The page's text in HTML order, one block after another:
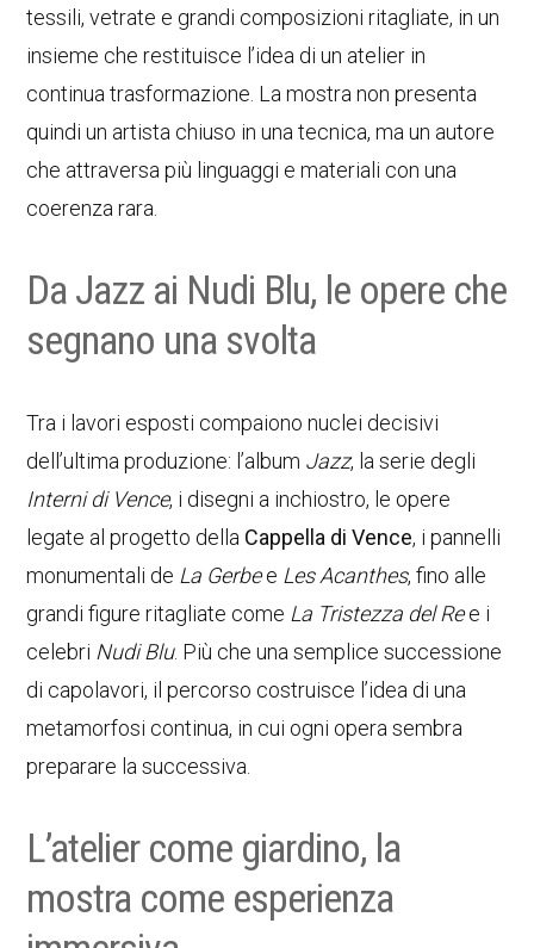
tessili, vetrate e grandi composizioni ritagliate, in un
insieme che restituisce l’idea di un atelier in
continua trasformazione. La mostra non presenta
quindi un artista chiuso in una tecnica, ma un autore
che attraversa più linguaggi e materiali con una
coerenza rara.
Da Jazz ai Nudi Blu, le opere che
segnano una svolta
Tra i lavori esposti compaiono nuclei decisivi
dell’ultima produzione: l’album Jazz, la serie degli
Interni di Vence, i disegni a inchiostro, le opere
legate al progetto della Cappella di Vence, i pannelli
monumentali de La Gerbee Les Acanthes, fino alle
grandi figure ritagliate come La Tristezza del Ree i
celebri Nudi Blu. Più che una semplice successione
di capolavori, il percorso costruisce l’idea di una
metamorfosi continua, in cui ogni opera sembra
preparare la successiva.
L’atelier come giardino, la
mostra come esperienza